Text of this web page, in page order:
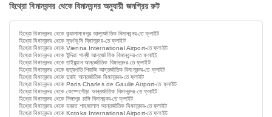
হিথ্রো বিমানবন্দর থেকে বিমানবন্দর অনুযায়ী জনপ্রিয় রুট
হিথ্রো বিমানবন্দর থেকে কুয়ালালামপুর আন্তর্জাতিক বিমানবন্দর-তে ফ্লাইট
হিথ্রো বিমানবন্দর থেকে সুবর্ণভূমি বিমানবন্দর-তে ফ্লাইট
হিথ্রো বিমানবন্দর থেকে Vienna International Airport-তে ফ্লাইট
হিথ্রো বিমানবন্দর থেকে ইন্দিরা গান্ধী আন্তর্জাতিক বিমানবন্দর-তে ফ্লাইট
হিথ্রো বিমানবন্দর থেকে তাইয়ুয়ান আন্তর্জাতিক বিমানবন্দর-তে ফ্লাইট
হিথ্রো বিমানবন্দর থেকে ছত্রপতি শিবাজি আন্তর্জাতিক বিমানবন্দর-তে ফ্লাইট
হিথ্রো বিমানবন্দর থেকে দুবাই আন্তর্জাতিক বিমানবন্দর-তে ফ্লাইট
হিথ্রো বিমানবন্দর থেকে Paris Charles de Gaulle Airport-তে ফ্লাইট
হিথ্রো বিমানবন্দর থেকে কেম্পেগৌড়া আন্তর্জাতিক বিমানবন্দর-তে ফ্লাইট
হিথ্রো বিমানবন্দর থেকে সিঙ্গাপুর চাঙ্গি বিমানবন্দর-তে ফ্লাইট
হিথ্রো বিমানবন্দর থেকে হযরত শাহজালাল আন্তর্জাতিক বিমানবন্দর-তে ফ্লাইট
হিথ্রো বিমানবন্দর থেকে Kotoka International Airport-তে ফ্লাইট